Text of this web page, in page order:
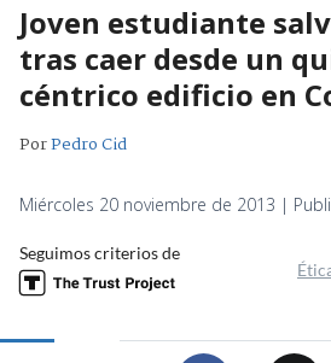
Joven estudiante
tras caer desde un
céntrico edificio en
PorPedro Cid
Miércoles 20 noviembre de 2013 |
Seguimos criterios de